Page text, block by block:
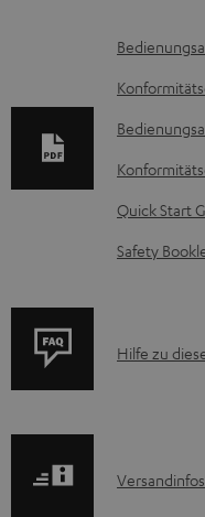
D
o
m
e
n
z
e
Quick Start
Safety
P
u
Hilfe zu
I
Versandinfos